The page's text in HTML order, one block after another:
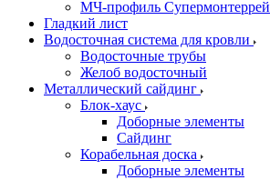
МЧ-профиль Супермонтеррей
Гладкий лист
Водосточная система для кровли
Водосточные трубы
Желоб водосточный
Металлический сайдинг
Блок-хаус
Доборные элементы
Сайдинг
Корабельная доска
Доборные элементы